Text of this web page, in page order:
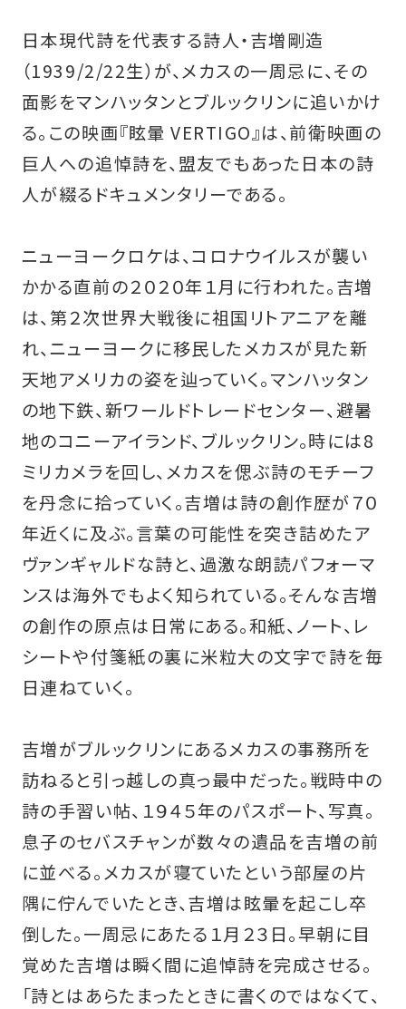
日本現代詩を代表する詩人・吉増剛造
（1939/2/22生）が、メカスの一周忌に、その
面影をマンハッタンとブルックリンに追いかけ
る。この映画『眩暈 VERTIGO』は、前衛映画の
巨人への追悼詩を、盟友でもあった日本の詩
人が綴るドキュメンタリーである。
ニューヨークロケは、コロナウイルスが襲い
かかる直前の２０２０年１月に行われた。吉増
は、第２次世界大戦後に祖国リトアニアを離
れ、ニューヨークに移民したメカスが見た新
天地アメリカの姿を辿っていく。マンハッタン
の地下鉄、新ワールドトレードセンター、避暑
地のコニーアイランド、ブルックリン。時には8
ミリカメラを回し、メカスを偲ぶ詩のモチーフ
を丹念に拾っていく。吉増は詩の創作歴が７０
年近くに及ぶ。言葉の可能性を突き詰めたア
ヴァンギャルドな詩と、過激な朗読パフォーマ
ンスは海外でもよく知られている。そんな吉増
の創作の原点は日常にある。和紙、ノート、レ
シートや付箋紙の裏に米粒大の文字で詩を毎
日連ねていく。
吉増がブルックリンにあるメカスの事務所を
訪ねると引っ越しの真っ最中だった。戦時中の
詩の手習い帖、１９４５年のパスポート、写真。
息子のセバスチャンが数々の遺品を吉増の前
に並べる。メカスが寝ていたという部屋の片
隅に佇んでいたとき、吉増は眩暈を起こし卒
倒した。一周忌にあたる１月２３日。早朝に目
覚めた吉増は瞬く間に追悼詩を完成させる。
「詩とはあらたまったときに書くのではなくて、